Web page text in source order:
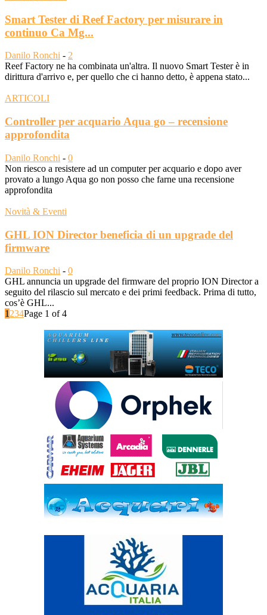
Smart Tester di Reef Factory per misurare in
continuo Ca Mg...
Danilo Ronchi - 2
Reef Factory ne ha combinata un'altra. Il nuovo Smart Tester è in
dirittura d'arrivo e, per quello che ci hanno detto, è appena stato...
ARTICOLI
Controller per acquario Aqua go – recensione
approfondita
Danilo Ronchi - 0
Non riesco a resistere ad un computer per acquario e dopo aver
provato a lungo Aqua go non posso che farne una recensione
approfondita
Novità & Eventi
GHL ION Director beneficia di un upgrade del
firmware
Danilo Ronchi - 0
GHL annuncia un upgrade del firmware del proprio ION Director a
seguito del rilascio sul mercato e dei primi feedback. Prima di tutto,
cos’è GHL...
1 234Page 1 of 4